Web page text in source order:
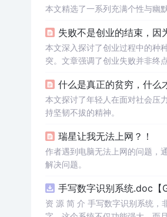
本文精选了一系列充满个性与幽
失败不是创业的结束，因
本文深入探讨了创业过程中的种
突。文章强调了创业失败并非终
什么是真正的贫穷，什么
本文探讨了年轻人在面对社会压
持坚韧不拔的精神。
瑞星让我无法上网？！
作者遇到电脑无法上网的问题，
解决问题。
手写数字识别系统.doc【
资 源 简 介 手写数字识别系统，